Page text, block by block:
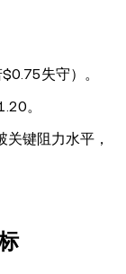
失守）。
。
键阻力水平，